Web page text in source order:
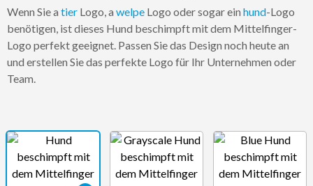
Wenn Sie a tier Logo, a welpe Logo oder sogar ein hund-Logo
benötigen, ist dieses Hund beschimpft mit dem Mittelfinger-
Logo perfekt geeignet. Passen Sie das Design noch heute an
und erstellen Sie das perfekte Logo für Ihr Unternehmen oder
Team.